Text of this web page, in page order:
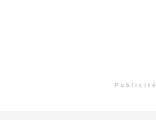
Publicité